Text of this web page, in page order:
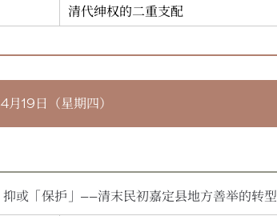
清代绅权的二重支配
月19日（星期四）
抑或「保护」——清末民初嘉定县地方善举的转型